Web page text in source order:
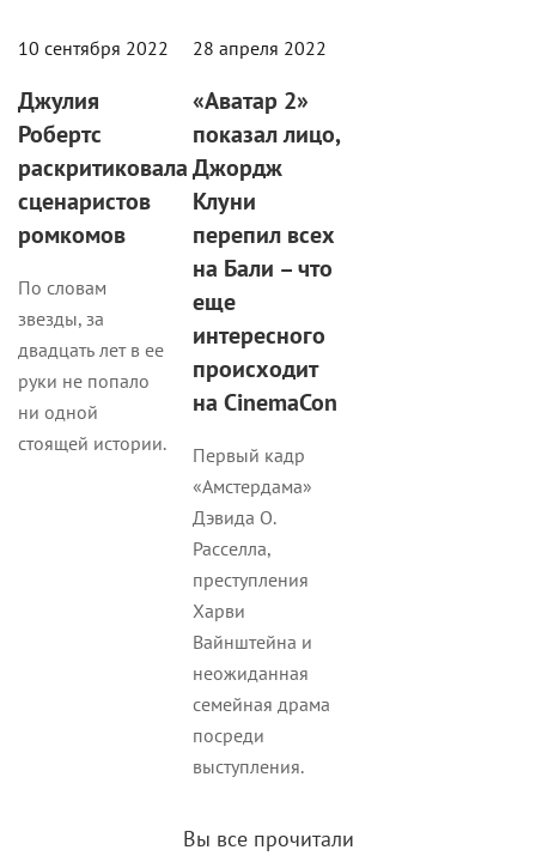
10 сентября 2022
Джулия
Робертс
раскритиковала
сценаристов
ромкомов
По словам
звезды, за
двадцать лет в ее
руки не попало
ни одной
стоящей истории.
28 апреля 2022
«Аватар 2»
показал лицо,
Джордж
Клуни
перепил всех
на Бали – что
еще
интересного
происходит
на CinemaCon
Первый кадр
«Амстердама»
Дэвида О.
Расселла,
преступления
Харви
Вайнштейна и
неожиданная
семейная драма
посреди
выступления.
Вы все прочитали